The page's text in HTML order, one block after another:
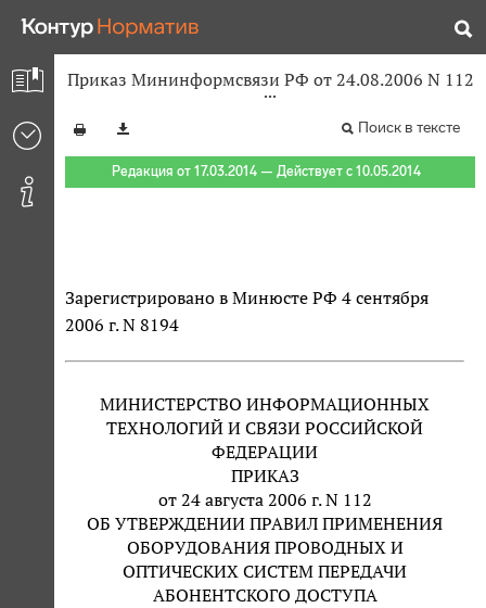
Приказ Мининформсвязи РФ от 24.08.2006 N 112
Поиск в тексте
Редакция от 17.03.2014 — Действует с 10.05.2014
Зарегистрировано в Минюсте РФ 4 сентября
2006 г. N 8194
МИНИСТЕРСТВО ИНФОРМАЦИОННЫХ
ТЕХНОЛОГИЙ И СВЯЗИ РОССИЙСКОЙ
ФЕДЕРАЦИИ
ПРИКАЗ
от 24 августа 2006 г. N 112
ОБ УТВЕРЖДЕНИИ ПРАВИЛ ПРИМЕНЕНИЯ
ОБОРУДОВАНИЯ ПРОВОДНЫХ И
ОПТИЧЕСКИХ СИСТЕМ ПЕРЕДАЧИ
АБОНЕНТСКОГО ДОСТУПА